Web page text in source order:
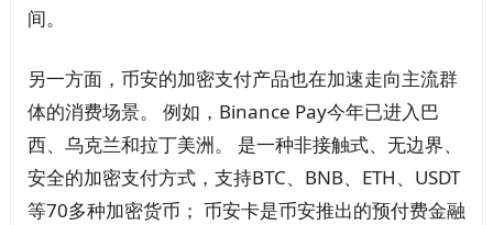
间。
另一方面，币安的加密支付产品也在加速走向主流群
体的消费场景。 例如，Binance Pay今年已进入巴
西、乌克兰和拉丁美洲。 是一种非接触式、无边界、
安全的加密支付方式，支持BTC、BNB、ETH、USDT
等70多种加密货币； 币安卡是币安推出的预付费金融